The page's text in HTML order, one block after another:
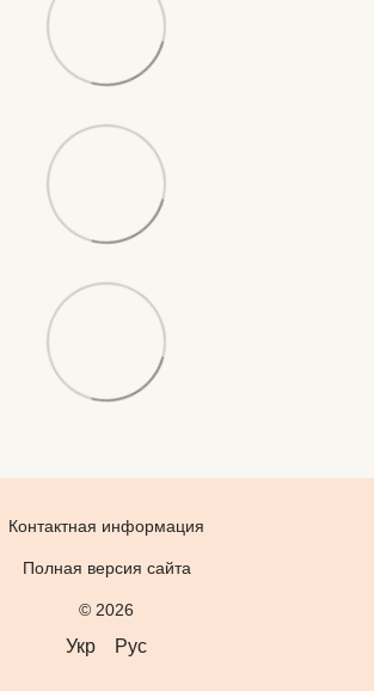
Контактная информация
Полная версия сайта
© 2026
Укр Рус